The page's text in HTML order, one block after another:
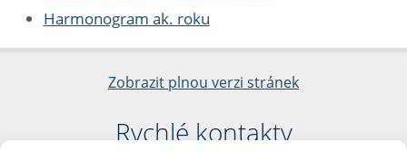
Harmonogram ak. roku
Zobrazit plnou verzi stránek
Rychlé kontakty